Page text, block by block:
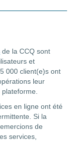
de la CCQ sont
et
000 client(e)s ont
leur
en ligne ont été
Si la
de
services,